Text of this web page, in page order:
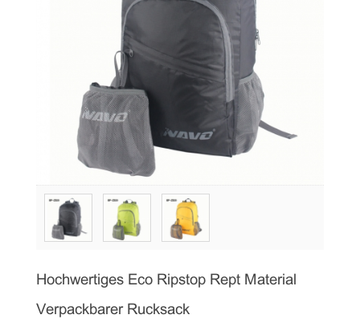
Hochwertiges Eco Ripstop Rept Material
Verpackbarer Rucksack